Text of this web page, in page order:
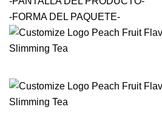
-FORMA DEL PAQUETE-